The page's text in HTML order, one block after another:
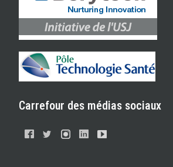
Carrefour des médias sociaux